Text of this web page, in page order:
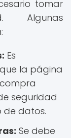
tomar
Algunas
Es
la página
seguridad
de datos.
Se debe